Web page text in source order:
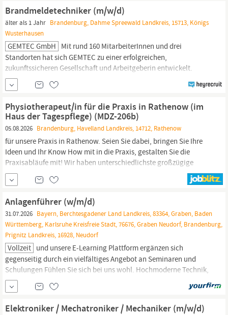
am Standort Brandenburg
an der Havel . Du bist flexibel, wir sind
es auch:
Brandmeldetechniker (m/w/d)
älter als 1 Jahr Brandenburg, Dahme Spreewald Landkreis, 15713, Königs
Wusterhausen
GEMTEC GmbH Mit rund 160 MitarbeiterInnen und drei
Standorten hat sich GEMTEC zu einer erfolgreichen,
zukunftssicheren Gesellschaft und Arbeitgeberin entwickelt.
Unser Systemhaus bietet
Brandmeldetechnik, Einbruchmeldetechnik, Video,
Zufahrtsschutz) für verschiedene Anwendungsbereiche.
Physiotherapeut/in für die Praxis in Rathenow (im
Haus der Tagespflege) (MDZ-206b)
05.08.2026 Brandenburg, Havelland Landkreis, 14712, Rathenow
für unsere Praxis in Rathenow. Seien Sie dabei, bringen Sie Ihre
Ideen und Ihr Know How mit in die Praxis, gestalten Sie die
Praxisabläufe mit! Wir haben unterschiedlichste großzügige
Behandlungsräume, ausgestattet mit moderner, zeitgemäßerIT
zur optimalen Unterstützung der Therapie. Ihre Arbeitskleidung
Anlagenführer (w/m/d)
31.07.2026 Bayern, Berchtesgadener Land Landkreis, 83364, Graben, Baden
Württemberg, Karlsruhe Kreisfreie Stadt, 76676, Graben Neudorf, Brandenburg,
Prignitz Landkreis, 16928, Neudorf
Vollzeit und unsere E-Learning Plattform ergänzen sich
gegenseitig durch ein vielfältiges Angebot an Seminaren und
Schulungen Fühlen Sie sich bei uns wohl. Hochmoderne Technik,
IT-Ausstattung und Software-Tools, Betriebsrestaurant und SEW
Parkhaus mit Elektroladestationen Wir legen Wert auf eine hohe
Arbeitsplatzsicherheit.
Elektroniker / Mechatroniker / Mechaniker (m/w/d)